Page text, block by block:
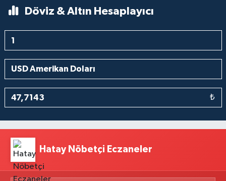
Döviz & Altın Hesaplayıcı
₺
Hatay Nöbetçi Eczaneler